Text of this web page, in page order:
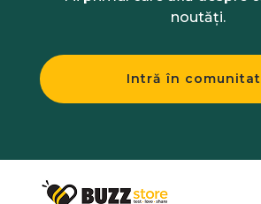
noutăți.
Intră în